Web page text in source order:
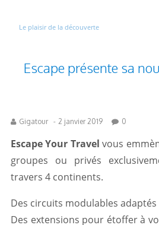
Le plaisir de la découverte
Escape présente sa
Gigatour - 2 janvier 2019 0
Escape Your Travel vous
groupes ou privés
travers 4 continents.
Des circuits modulables
Des extensions pour étoffer à